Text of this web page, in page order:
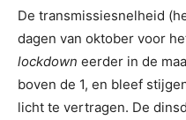
De transmissiesnelheid
dagen van oktober voor
lockdown eerder in de
boven de 1, en bleef
licht te vertragen. De